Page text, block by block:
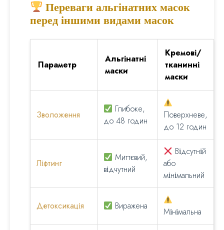
Переваги альгінатних масок
перед іншими видами масок
Параметр
Альгінатні
маски
Кремові/
тканинні
маски
Зволоження
Глибоке,
до 48 годин
Поверхневе,
до 12 годин
Ліфтинг
Миттєвий,
відчутний
Відсутній
або
мінімальний
Детоксикація Виражена
Мінімальна